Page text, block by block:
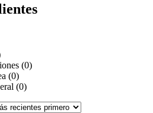
(0)
(0)
(0)